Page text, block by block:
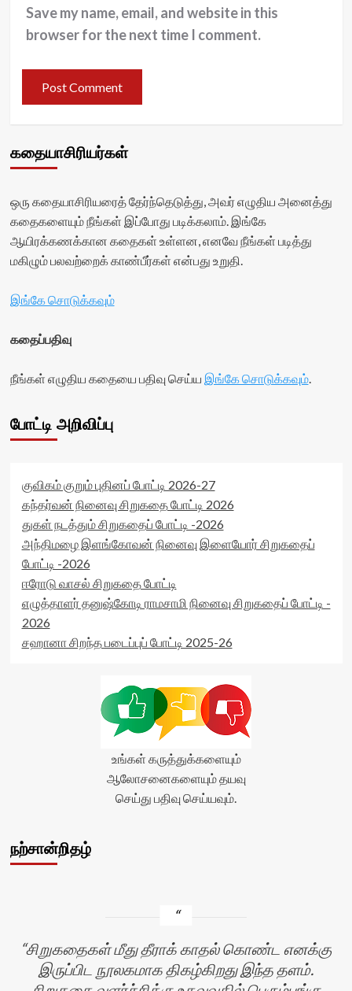
Save my name, email, and website in this
browser for the next time I comment.
கதையாசிரியர்கள்
ஒரு கதையாசிரியரைத் தேர்ந்தெடுத்து, அவர் எழுதிய அனைத்து
கதைகளையும் நீங்கள் இப்போது படிக்கலாம். இங்கே
ஆயிரக்கணக்கான கதைகள் உள்ளன, எனவே நீங்கள் படித்து
மகிழும் பலவற்றைக் காண்பீர்கள் என்பது உறுதி.
இங்கே சொடுக்கவும்
கதைப்பதிவு
நீங்கள் எழுதிய கதையை பதிவு செய்ய இங்கே சொடுக்கவும்.
போட்டி அறிவிப்பு
குவிகம் குறும் புதினப் போட்டி 2026-27
கந்தர்வன் நினைவு சிறுகதை போட்டி 2026
துகள் நடத்தும் சிறுகதைப் போட்டி -2026
அந்திமழை இளங்கோவன் நினைவு இளையோர் சிறுகதைப்
போட்டி -2026
ஈரோடு வாசல் சிறுகதை போட்டி
எழுத்தாளர் தனுஷ்கோடி ராமசாமி நினைவு சிறுகதைப் போட்டி -
2026
சஹானா சிறந்த படைப்புப் போட்டி 2025-26
உங்கள் கருத்துக்களையும்
ஆலோசனைகளையும் தயவு
செய்து பதிவு செய்யவும்.
நற்சான்றிதழ்
சிறுகதைகள் மீது தீராக் காதல் கொண்ட எனக்கு
இருப்பிட நூலகமாக திகழ்கிறது இந்த தளம்.